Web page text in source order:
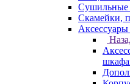
Скамейки,